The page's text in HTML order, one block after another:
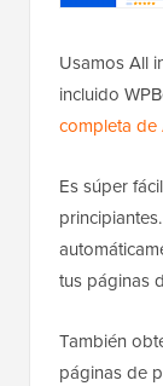
Usamos All
incluido
completa de
Es súper
tus páginas
También
páginas de